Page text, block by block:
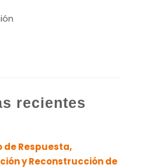
recientes
de Respuesta,
y Reconstrucción de